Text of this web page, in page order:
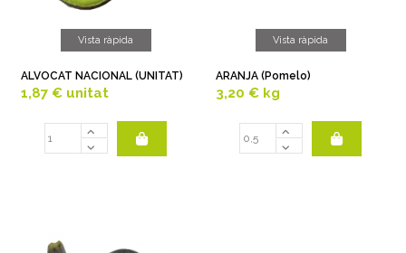
Vista ràpida
ALVOCAT NACIONAL (UNITAT)
1,87 € unitat
Vista ràpida
ARANJA (Pomelo)
3,20 € kg